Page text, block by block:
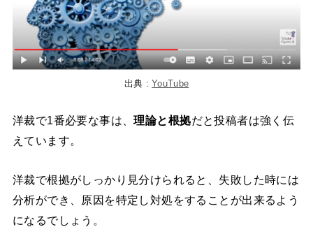
出典 :YouTube
洋裁で1番必要な事は、理論と根拠だと投稿者は強く伝
えています。
洋裁で根拠がしっかり見分けられると、失敗した時には
分析ができ、原因を特定し対処をすることが出来るよう
になるでしょう。